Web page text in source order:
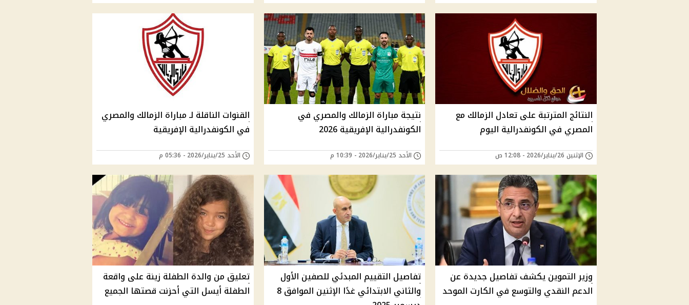
النتائج المترتبة على تعادل الزمالك مع
المصري في الكونفدرالية اليوم
الإثنين 26/يناير/2026 - 12:08 ص
نتيجة مباراة الزمالك والمصري في
الكونفدرالية الإفريقية 2026
الأحد 25/يناير/2026 - 10:39 م
القنوات الناقلة لـ مباراة الزمالك والمصري
في الكونفدرالية الإفريقية
الأحد 25/يناير/2026 - 05:36 م
وزير التموين يكشف تفاصيل جديدة عن
الدعم النقدي والتوسع في الكارت الموحد
تفاصيل التقييم المبدئي للصفين الأول
والثاني الابتدائي غدًا الإثنين الموافق 8
تعليق من والدة الطفلة زينة على واقعة
الطفلة أيسل التي أحزنت قصتها الجميع